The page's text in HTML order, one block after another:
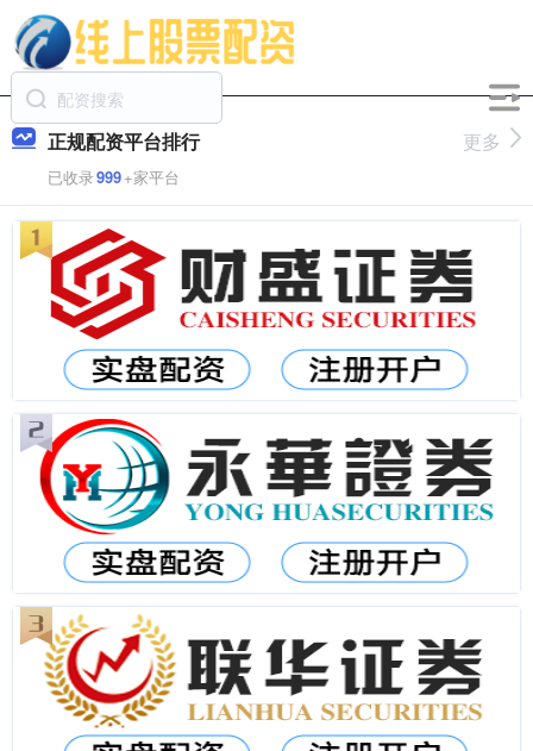
正规配资平台排行
已收录999+家平台
更多